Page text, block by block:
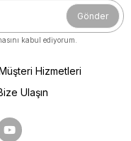
Gönder
kabul ediyorum.
Hizmetleri
Ulaşın